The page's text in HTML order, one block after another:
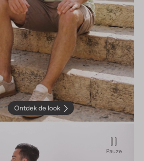
Ontdek de look
Pauze